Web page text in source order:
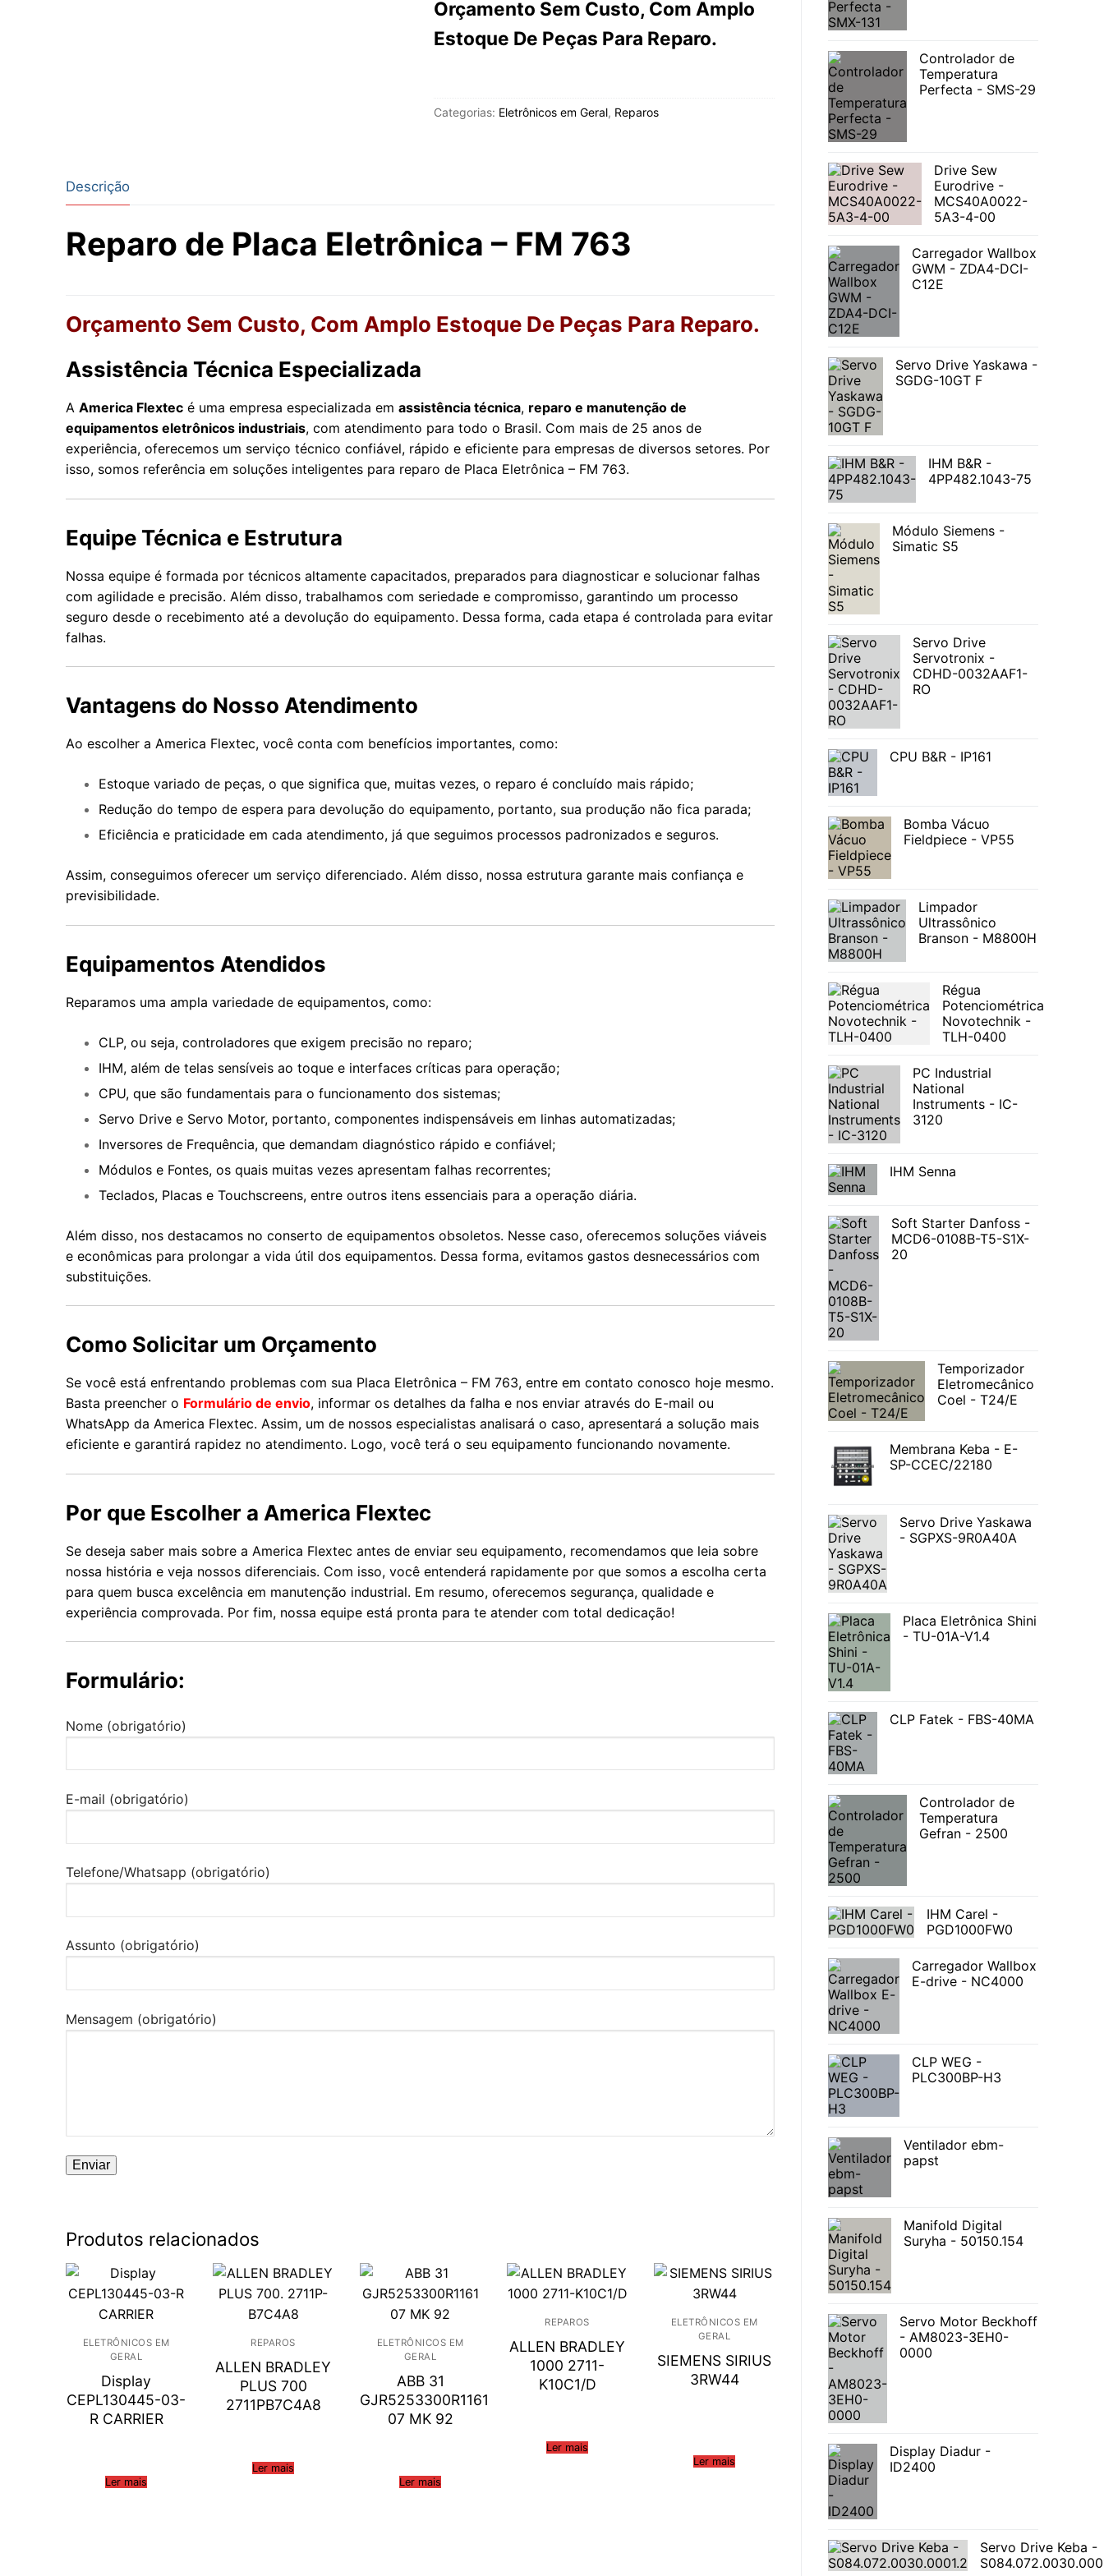
Orçamento Sem Custo, Com Amplo
Estoque De Peças Para Reparo.
Categorias: Eletrônicos em Geral, Reparos
Descrição
Reparo de Placa Eletrônica – FM 763
Orçamento Sem Custo, Com Amplo Estoque De Peças Para Reparo.
Assistência Técnica Especializada
A America Flextec é uma empresa especializada em assistência técnica, reparo e manutenção de
equipamentos eletrônicos industriais, com atendimento para todo o Brasil. Com mais de 25 anos de
experiência, oferecemos um serviço técnico confiável, rápido e eficiente para empresas de diversos setores. Por
isso, somos referência em soluções inteligentes para reparo de Placa Eletrônica – FM 763.
Equipe Técnica e Estrutura
Nossa equipe é formada por técnicos altamente capacitados, preparados para diagnosticar e solucionar falhas
com agilidade e precisão. Além disso, trabalhamos com seriedade e compromisso, garantindo um processo
seguro desde o recebimento até a devolução do equipamento. Dessa forma, cada etapa é controlada para evitar
falhas.
Vantagens do Nosso Atendimento
Ao escolher a America Flextec, você conta com benefícios importantes, como:
Estoque variado de peças, o que significa que, muitas vezes, o reparo é concluído mais rápido;
Redução do tempo de espera para devolução do equipamento, portanto, sua produção não fica parada;
Eficiência e praticidade em cada atendimento, já que seguimos processos padronizados e seguros.
Assim, conseguimos oferecer um serviço diferenciado. Além disso, nossa estrutura garante mais confiança e
previsibilidade.
Equipamentos Atendidos
Reparamos uma ampla variedade de equipamentos, como:
CLP, ou seja, controladores que exigem precisão no reparo;
IHM, além de telas sensíveis ao toque e interfaces críticas para operação;
CPU, que são fundamentais para o funcionamento dos sistemas;
Servo Drive e Servo Motor, portanto, componentes indispensáveis em linhas automatizadas;
Inversores de Frequência, que demandam diagnóstico rápido e confiável;
Módulos e Fontes, os quais muitas vezes apresentam falhas recorrentes;
Teclados, Placas e Touchscreens, entre outros itens essenciais para a operação diária.
Além disso, nos destacamos no conserto de equipamentos obsoletos. Nesse caso, oferecemos soluções viáveis
e econômicas para prolongar a vida útil dos equipamentos. Dessa forma, evitamos gastos desnecessários com
substituições.
Como Solicitar um Orçamento
Se você está enfrentando problemas com sua Placa Eletrônica – FM 763, entre em contato conosco hoje mesmo.
Basta preencher o Formulário de envio, informar os detalhes da falha e nos enviar através do E-mail ou
WhatsApp da America Flextec. Assim, um de nossos especialistas analisará o caso, apresentará a solução mais
eficiente e garantirá rapidez no atendimento. Logo, você terá o seu equipamento funcionando novamente.
Por que Escolher a America Flextec
Se deseja saber mais sobre a America Flextec antes de enviar seu equipamento, recomendamos que leia sobre
nossa história e veja nossos diferenciais. Com isso, você entenderá rapidamente por que somos a escolha certa
para quem busca excelência em manutenção industrial. Em resumo, oferecemos segurança, qualidade e
experiência comprovada. Por fim, nossa equipe está pronta para te atender com total dedicação!
Formulário:
Nome (obrigatório)
E-mail (obrigatório)
Telefone/Whatsapp (obrigatório)
Assunto (obrigatório)
Mensagem (obrigatório)
Produtos relacionados
ELETRÔNICOS EM
GERAL
Display
CEPL130445-03-
R CARRIER
Ler mais
REPAROS
ALLEN BRADLEY
PLUS 700
2711PB7C4A8
Ler mais
ELETRÔNICOS EM
GERAL
ABB 31
GJR5253300R1161
07 MK 92
Ler mais
REPAROS
ALLEN BRADLEY
1000 2711-
K10C1/D
Ler mais
ELETRÔNICOS EM
GERAL
SIEMENS SIRIUS
3RW44
Ler mais
Controlador de
Temperatura
Perfecta - SMS-29
Drive Sew
Eurodrive -
MCS40A0022-
5A3-4-00
Carregador Wallbox
GWM - ZDA4-DCI-
C12E
Servo Drive Yaskawa -
SGDG-10GT F
IHM B&R -
4PP482.1043-75
Módulo Siemens -
Simatic S5
Servo Drive
Servotronix -
CDHD-0032AAF1-
RO
CPU B&R - IP161
Bomba Vácuo
Fieldpiece - VP55
Limpador
Ultrassônico
Branson - M8800H
Régua
Potenciométrica
Novotechnik -
TLH-0400
PC Industrial
National
Instruments - IC-
3120
IHM Senna
Soft Starter Danfoss -
MCD6-0108B-T5-S1X-
20
Temporizador
Eletromecânico
Coel - T24/E
Membrana Keba - E-
SP-CCEC/22180
Servo Drive Yaskawa
- SGPXS-9R0A40A
Placa Eletrônica Shini
- TU-01A-V1.4
CLP Fatek - FBS-40MA
Controlador de
Temperatura
Gefran - 2500
IHM Carel -
PGD1000FW0
Carregador Wallbox
E-drive - NC4000
CLP WEG -
PLC300BP-H3
Ventilador ebm-
papst
Manifold Digital
Suryha - 50150.154
Servo Motor Beckhoff
- AM8023-3EH0-
0000
Display Diadur -
ID2400
Servo Drive Keba -